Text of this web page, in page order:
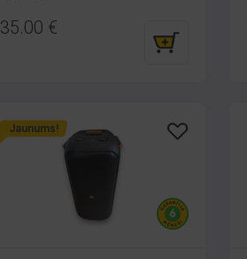
35.00 €
Jaunums!